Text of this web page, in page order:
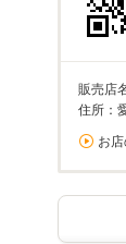
販売店
住所：
お